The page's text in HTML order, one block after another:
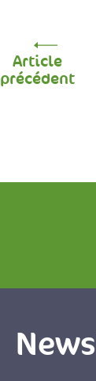
Article
précédent